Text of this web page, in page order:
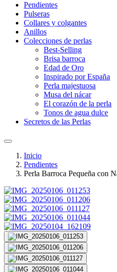
Pendientes
Pulseras
Collares y colgantes
Anillos
Colecciones de perlas
Best-Selling
Brisa barroca
Edad de Oro
Inspirado por España
Perla majestuosa
Musa del nácar
El corazón de la perla
Tonos de agua dulce
Secretos de las Perlas
Inicio
Pendientes
Perla Barroca Pequeña con